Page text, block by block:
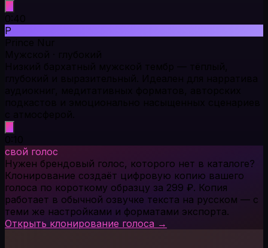
0:40
P
свой голос
Нужен брендовый голос, которого нет в каталоге?
Клонирование создаёт цифровую копию вашего
голоса по короткому образцу за 299 ₽. Копия
работает в обычной озвучке текста на русском — с
теми же настройками и форматами экспорта.
Открыть клонирование голоса →